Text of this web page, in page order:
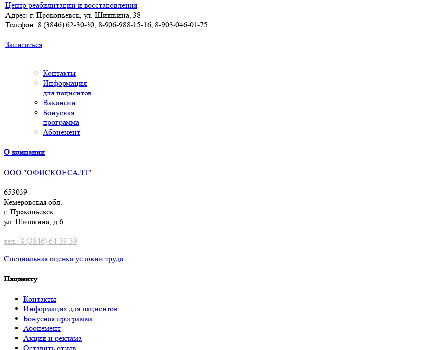
Центр реабилитации и восстановления
Адрес: г. Прокопьевск, ул. Шишкина, 38
Телефон: 8 (3846) 62-30-30, 8-906-988-15-16, 8-903-046-01-75
Записаться
Контакты
Информация
для пациентов
Вакансии
Бонусная
программа
Абонемент
О компании
ООО "ОФИСКОНСАЛТ"
653039
Кемеровская обл.
г. Прокопьевск
ул. Шишкина, д.6
тел.: 8 (3846) 64-39-39
Специальная оценка условий труда
Пациенту
Контакты
Информация для пациентов
Бонусная программа
Абонемент
Акции и реклама
Оставить отзыв